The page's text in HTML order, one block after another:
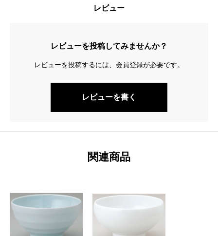
レビュー
レビューを投稿してみませんか？
レビューを投稿するには、会員登録が必要です。
レビューを書く
関連商品